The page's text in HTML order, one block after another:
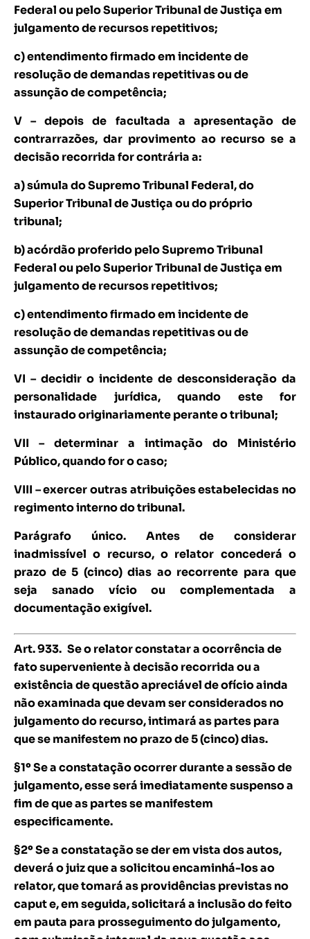
Federal ou pelo Superior Tribunal de Justiça em
julgamento de recursos repetitivos;
c) entendimento firmado em incidente de
resolução de demandas repetitivas ou de
assunção de competência;
V – depois de facultada a apresentação de
contrarrazões, dar provimento ao recurso se a
decisão recorrida for contrária a:
a) súmula do Supremo Tribunal Federal, do
Superior Tribunal de Justiça ou do próprio
tribunal;
b) acórdão proferido pelo Supremo Tribunal
Federal ou pelo Superior Tribunal de Justiça em
julgamento de recursos repetitivos;
c) entendimento firmado em incidente de
resolução de demandas repetitivas ou de
assunção de competência;
VI – decidir o incidente de desconsideração da
personalidade jurídica, quando este for
instaurado originariamente perante o tribunal;
VII – determinar a intimação do Ministério
Público, quando for o caso;
VIII – exercer outras atribuições estabelecidas no
regimento interno do tribunal.
Parágrafo único. Antes de considerar
inadmissível o recurso, o relator concederá o
prazo de 5 (cinco) dias ao recorrente para que
seja sanado vício ou complementada a
documentação exigível.
Art. 933. Se o relator constatar a ocorrência de
fato superveniente à decisão recorrida ou a
existência de questão apreciável de ofício ainda
não examinada que devam ser considerados no
julgamento do recurso, intimará as partes para
que se manifestem no prazo de 5 (cinco) dias.
§1º Se a constatação ocorrer durante a sessão de
julgamento, esse será imediatamente suspenso a
fim de que as partes se manifestem
especificamente.
§2º Se a constatação se der em vista dos autos,
deverá o juiz que a solicitou encaminhá-los ao
relator, que tomará as providências previstas no
caput e, em seguida, solicitará a inclusão do feito
em pauta para prosseguimento do julgamento,